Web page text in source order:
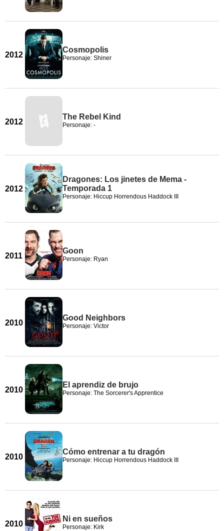
2012
Cosmopolis
Personaje: Shiner
2012
The Rebel Kind
Personaje: -
2012
Dragones: Los jinetes de Mema -
Temporada 1
Personaje: Hiccup Horrendous Haddock III
2011
Goon
Personaje: Ryan
2010
Good Neighbors
Personaje: Victor
2010
El aprendiz de brujo
Personaje: The Sorcerer's Apprentice
2010
Cómo entrenar a tu dragón
Personaje: Hiccup Horrendous Haddock III
2010
Ni en sueños
Personaje: Kirk